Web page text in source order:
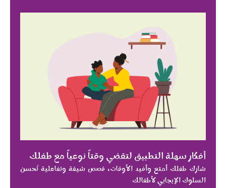
أفكار سهلة التطبيق لتقضي وقتاً نوعياً مع طفلك
شارك طفلك أمتع وأفيد الأوقات، قصص شيقة وتفاعلية تُحسن
السلوك الإيجابي لأطفالك